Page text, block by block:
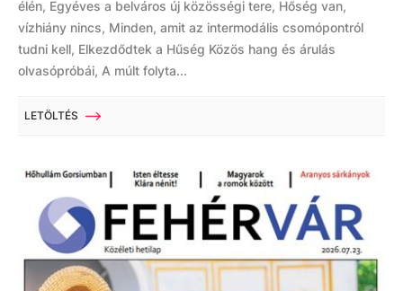
élén, Egyéves a belváros új közösségi tere, Hőség van,
vízhiány nincs, Minden, amit az intermodális csomópontról
tudni kell, Elkezdődtek a Hűség Közös hang és árulás
olvasópróbái, A múlt folyta...
LETÖLTÉS